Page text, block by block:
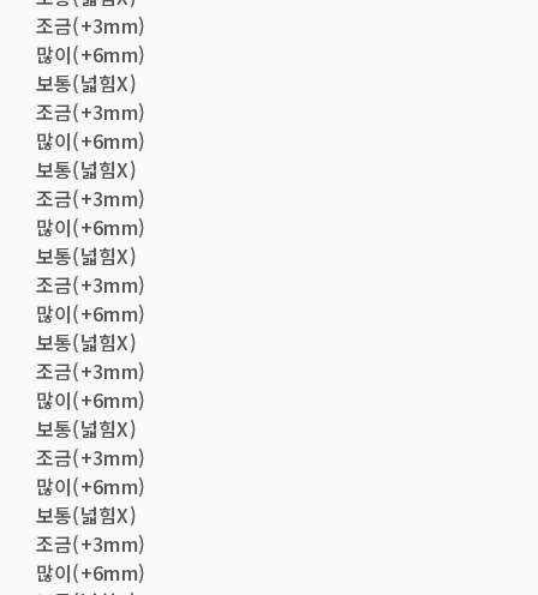
조금(+3mm)
많이(+6mm)
보통(넓힘X)
조금(+3mm)
많이(+6mm)
보통(넓힘X)
조금(+3mm)
많이(+6mm)
보통(넓힘X)
조금(+3mm)
많이(+6mm)
보통(넓힘X)
조금(+3mm)
많이(+6mm)
보통(넓힘X)
조금(+3mm)
많이(+6mm)
보통(넓힘X)
조금(+3mm)
많이(+6mm)